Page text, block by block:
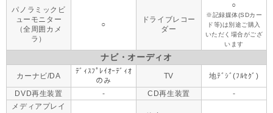
パノラミックビ
ューモニター
（全周囲カメ
ラ）
○
ドライブレコー
ダー
○
※記録媒体(SDカー
ド等)は別途ご購入
いただく場合がござ
います
ナビ・オーディオ
カーナビ/DA
ﾃﾞｨｽﾌﾟﾚｲｵｰﾃﾞｨｵ
のみ
TV 地ﾃﾞｼﾞ(ﾌﾙｾｸﾞ)
DVD再生装置 - CD再生装置
-
メディアプレイ